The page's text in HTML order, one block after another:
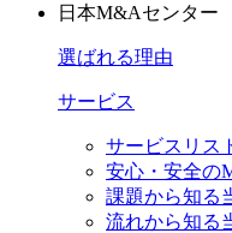
日本M&Aセンター
選ばれる理由
サービス
サービスリス
安心・安全の
課題から知る
流れから知る